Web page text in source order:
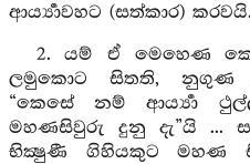
ආර්‍ය්‍යාවහට (සත්කාර) කරවයි.
2. යම් ඒ මෙහෙණ
ලමුකොට සිතති, නුගුණ
“කෙසේ නම් ආර්‍ය්‍යා
මහණසිවුරු දුනු දැ”යි ...
භික්‍ෂුණී ගිහියකුට මහණ